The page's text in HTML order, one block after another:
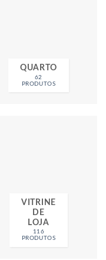
QUARTO
62
PRODUTOS
VITRINE
DE
LOJA
116
PRODUTOS